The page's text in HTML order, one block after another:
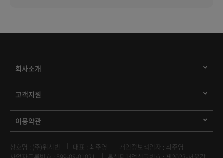
회사소개
고객지원
이용약관
상호명 : (주)위시빈 대표 : 최주영
개인정보책임자 : 최주영